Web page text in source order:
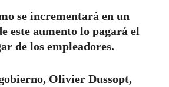
se incrementará en un
este aumento lo pagará el
de los empleadores.
Olivier Dussopt,